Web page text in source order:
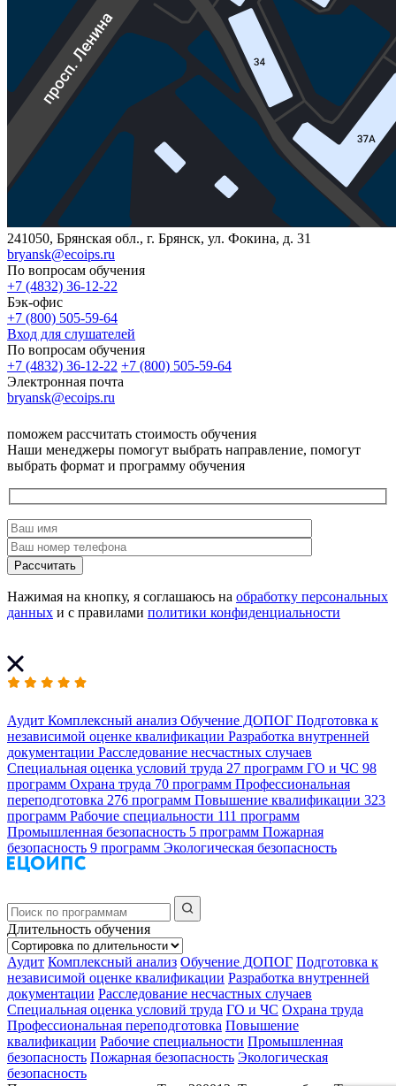
241050, Брянская обл., г. Брянск, ул. Фокина, д. 31
bryansk@ecoips.ru
По вопросам обучения
+7 (4832) 36-12-22
Бэк-офис
+7 (800) 505-59-64
Вход для слушателей
По вопросам обучения
+7 (4832) 36-12-22 +7 (800) 505-59-64
Электронная почта
bryansk@ecoips.ru
поможем рассчитать стоимость обучения
Наши менеджеры помогут выбрать направление, помогут
выбрать формат и программу обучения
Рассчитать
Нажимая на кнопку, я соглашаюсь на обработку персональных
данных и с правилами политики конфиденциальности
Аудит Комплексный анализ Обучение ДОПОГ Подготовка к
независимой оценке квалификации Разработка внутренней
документации Расследование несчастных случаев
Специальная оценка условий труда 27 программ ГО и ЧС 98
программ Охрана труда 70 программ Профессиональная
переподготовка 276 программ Повышение квалификации 323
программ Рабочие специальности 111 программ
Промышленная безопасность 5 программ Пожарная
безопасность 9 программ Экологическая безопасность
Длительность обучения
Аудит Комплексный анализ Обучение ДОПОГ Подготовка к
независимой оценке квалификации Разработка внутренней
документации Расследование несчастных случаев
Специальная оценка условий труда ГО и ЧС Охрана труда
Профессиональная переподготовка Повышение
квалификации Рабочие специальности Промышленная
безопасность Пожарная безопасность Экологическая
безопасность